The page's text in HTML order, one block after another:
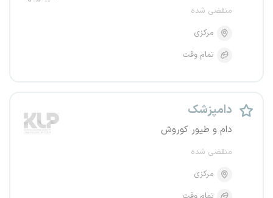
منقضی شده
مرکزی
تمام وقت
دامپزشک
دام و طیور کوروش
منقضی شده
مرکزی